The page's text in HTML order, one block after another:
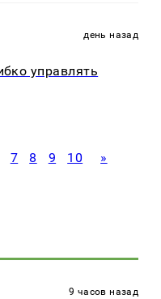
день назад
управлять
7 8 9 10 »
9 часов назад